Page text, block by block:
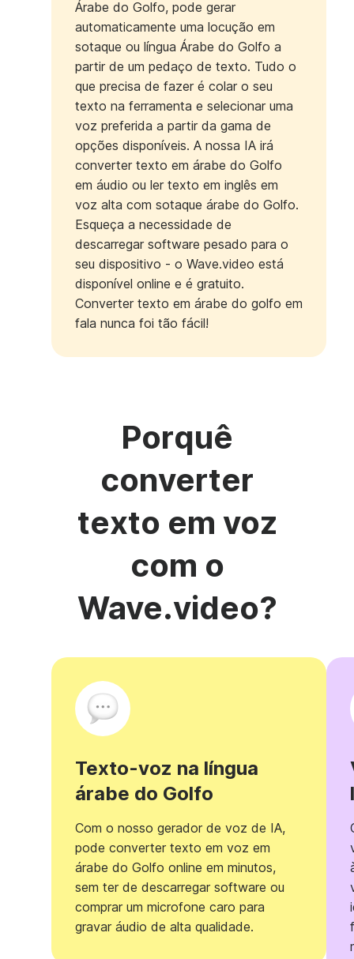
Árabe do Golfo, pode gerar
automaticamente uma locução em
sotaque ou língua Árabe do Golfo a
partir de um pedaço de texto. Tudo o
que precisa de fazer é colar o seu
texto na ferramenta e selecionar uma
voz preferida a partir da gama de
opções disponíveis. A nossa IA irá
converter texto em árabe do Golfo
em áudio ou ler texto em inglês em
voz alta com sotaque árabe do Golfo.
Esqueça a necessidade de
descarregar software pesado para o
seu dispositivo - o Wave.video está
disponível online e é gratuito.
Converter texto em árabe do golfo em
fala nunca foi tão fácil!
Porquê
converter
texto em voz
com o
Wave.video?
Texto-voz na língua
árabe do Golfo
Com o nosso gerador de voz de IA,
pode converter texto em voz em
árabe do Golfo online em minutos,
sem ter de descarregar software ou
comprar um microfone caro para
gravar áudio de alta qualidade.